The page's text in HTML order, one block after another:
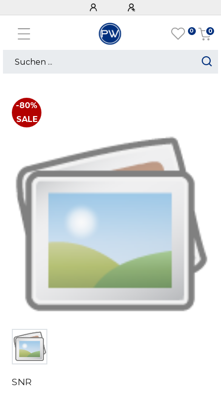
0 0
-80%
SALE
SNR